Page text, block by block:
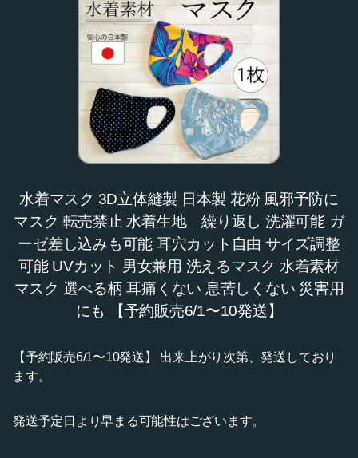
水着マスク 3D立体縫製 日本製 花粉 風邪予防に
マスク 転売禁止 水着生地 繰り返し 洗濯可能 ガ
ーゼ差し込みも可能 耳穴カット自由 サイズ調整
可能 UVカット 男女兼用 洗えるマスク 水着素材
マスク 選べる柄 耳痛くない 息苦しくない 災害用
にも 【予約販売6/1〜10発送】
【予約販売6/1〜10発送】 出来上がり次第、発送しており
ます。
発送予定日より早まる可能性はございます。